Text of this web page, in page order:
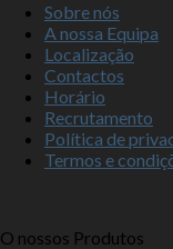
Sobre nós
A nossa Equipa
Localização
Contactos
Horário
Recrutamento
Política de
Termos e
O nossos Produtos